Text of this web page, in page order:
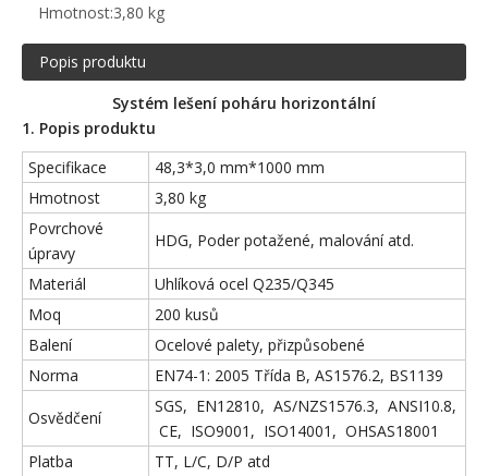
Hmotnost:3,80 kg
Popis produktu
Systém lešení poháru horizontální
1. Popis produktu
Specifikace
48,3*3,0 mm*1000 mm
Hmotnost
3,80 kg
Povrchové
úpravy
HDG, Poder potažené, malování atd.
Materiál
Uhlíková ocel Q235/Q345
Moq
200 kusů
Balení
Ocelové palety, přizpůsobené
Norma
EN74-1: 2005 Třída B, AS1576.2, BS1139
Osvědčení
SGS, EN12810, AS/NZS1576.3, ANSI10.8,
CE, ISO9001, ISO14001, OHSAS18001
Platba
TT, L/C, D/P atd